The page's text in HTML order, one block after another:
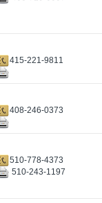
415-221-9811
408-246-0373
510-778-4373
510-243-1197